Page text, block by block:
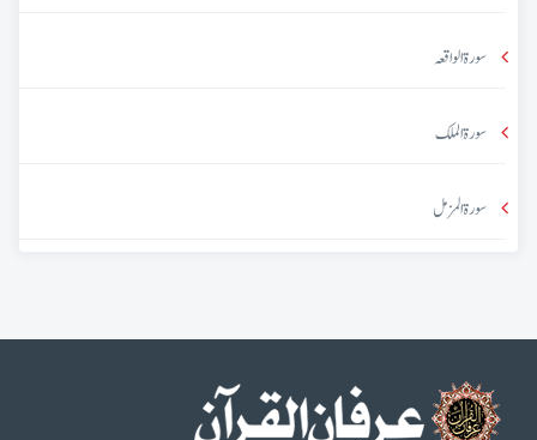
سورۃ الواقعہ
سورۃ الملک
سورۃ المزمل